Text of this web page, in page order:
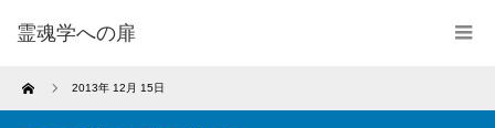
霊魂学への扉
Home 2013年 12月 15日